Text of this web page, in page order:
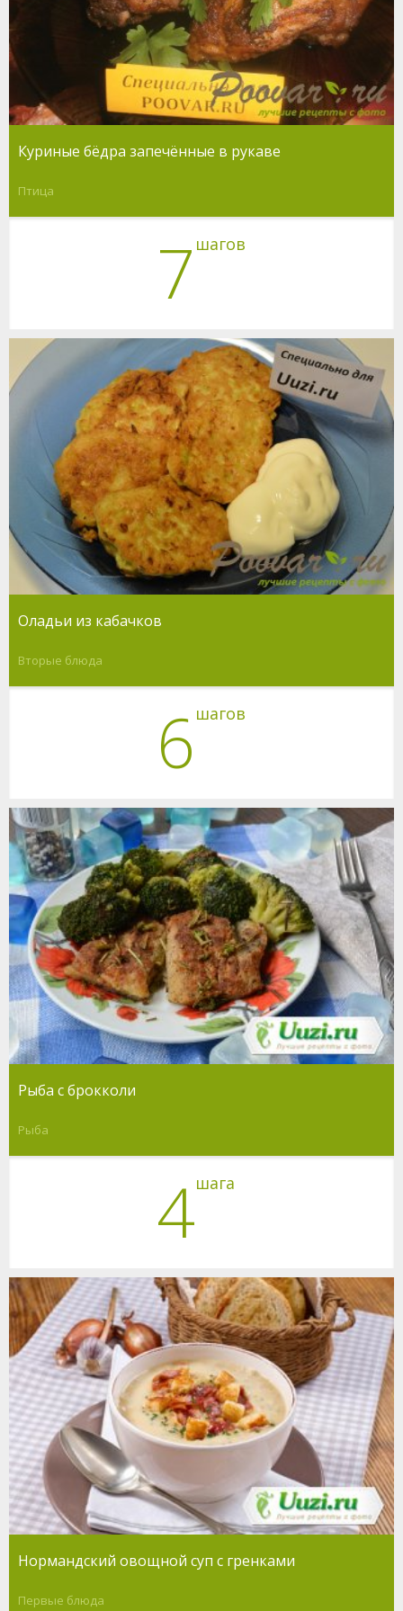
Куриные бёдра запечённые в рукаве
Птица
7 шагов
Оладьи из кабачков
Вторые блюда
6 шагов
Рыба с брокколи
Рыба
4шага
Нормандский овощной суп с гренками
Первые блюда